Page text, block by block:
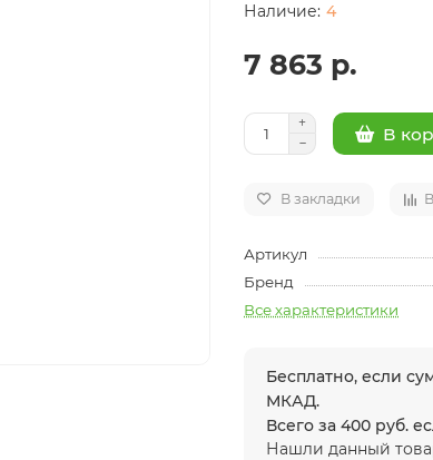
4
7 863 р.
В
В закладки
Артикул
Бренд
Все характеристики
Бесплатно, если
МКАД.
Всего за 400 руб.
Нашли данный